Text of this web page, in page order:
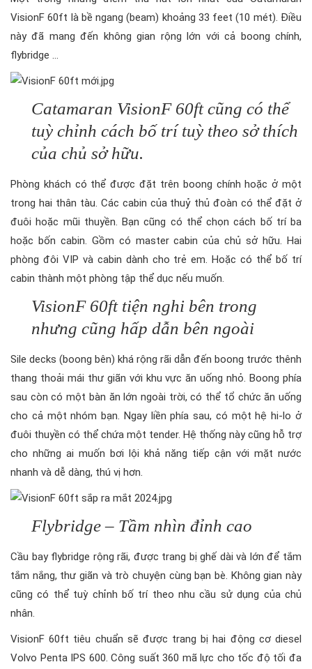
VisionF 60ft là bề ngang (beam) khoảng 33 feet (10 mét). Điều
này đã mang đến không gian rộng lớn với cả boong chính,
flybridge …
Catamaran VisionF 60ft cũng có thể
tuỳ chỉnh cách bố trí tuỳ theo sở thích
của chủ sở hữu.
Phòng khách có thể được đặt trên boong chính hoặc ở một
trong hai thân tàu. Các cabin của thuỷ thủ đoàn có thể đặt ở
đuôi hoặc mũi thuyền. Bạn cũng có thể chọn cách bố trí ba
hoặc bốn cabin. Gồm có master cabin của chủ sở hữu. Hai
phòng đôi VIP và cabin dành cho trẻ em. Hoặc có thể bố trí
cabin thành một phòng tập thể dục nếu muốn.
VisionF 60ft tiện nghi bên trong
nhưng cũng hấp dẫn bên ngoài
Sile decks (boong bên) khá rộng rãi dẫn đến boong trước thênh
thang thoải mái thư giãn với khu vực ăn uống nhỏ. Boong phía
sau còn có một bàn ăn lớn ngoài trời, có thể tổ chức ăn uống
cho cả một nhóm bạn. Ngay liền phía sau, có một hệ hi-lo ở
đuôi thuyền có thể chứa một tender. Hệ thống này cũng hỗ trợ
cho những ai muốn bơi lội khả năng tiếp cận với mặt nước
nhanh và dễ dàng, thú vị hơn.
Flybridge – Tầm nhìn đỉnh cao
Cầu bay flybridge rộng rãi, được trang bị ghế dài và lớn để tắm
tắm nắng, thư giãn và trò chuyện cùng bạn bè. Không gian này
cũng có thể tuỳ chỉnh bố trí theo nhu cầu sử dụng của chủ
nhân.
VisionF 60ft tiêu chuẩn sẽ được trang bị hai động cơ diesel
Volvo Penta IPS 600. Công suất 360 mã lực cho tốc độ tối đa